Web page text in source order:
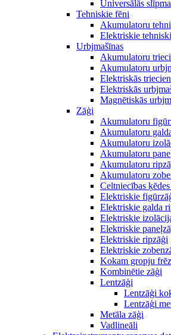
Universālās
Tehniskie fēni
Akumulatoru
Elektriskie
Urbjmašīnas
Akumulatoru
Akumulatoru
Elektriskās
Elektriskās
Magnētiskās
Zāģi
Akumulatoru
Akumulatoru
Akumulatoru
Akumulatoru
Akumulatoru
Akumulatoru
Celtniecības
Elektriskie
Elektriskie galda
Elektriskie
Elektriskie
Elektriskie ripzāģi
Elektriskie
Kokam gropju
Kombinētie zāģi
Lentzāģi
Lentzāģi
Lentzāģi
Metāla zāģi
Vadlineāli